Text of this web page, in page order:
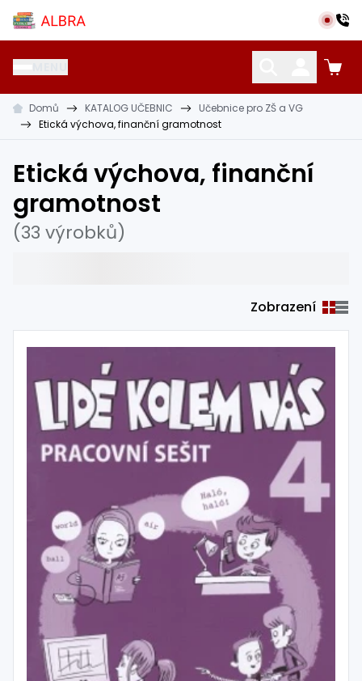
Přeskočit na hlavní obsah
Albra s.r.o.
KATALOG UČEBNIC CIZÍ JAZYKY OSTATNÍ POMŮCKY
Domů KATALOG UČEBNIC
Učebnice pro ZŠ a VG
Etická výchova, finanční gramotnost
Etická výchova, finanční
gramotnost
(33 výrobků)
Zobrazení